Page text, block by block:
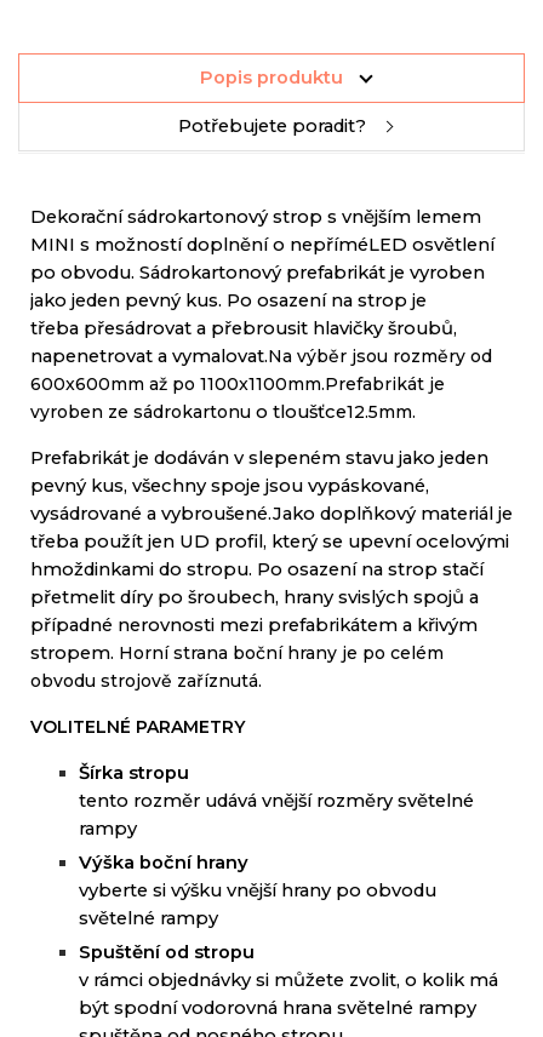
Popis produktu
Potřebujete poradit?
Dekorační sádrokartonový strop s vnějším lemem
MINI s možností doplnění o nepříméLED osvětlení
po obvodu. Sádrokartonový prefabrikát je vyroben
jako jeden pevný kus. Po osazení na strop je
třeba přesádrovat a přebrousit hlavičky šroubů,
napenetrovat a vymalovat.Na výběr jsou rozměry od
600x600mm až po 1100x1100mm.Prefabrikát je
vyroben ze sádrokartonu o tloušťce12.5mm.
Prefabrikát je dodáván v slepeném stavu jako jeden
pevný kus, všechny spoje jsou vypáskované,
vysádrované a vybroušené.Jako doplňkový materiál je
třeba použít jen UD profil, který se upevní ocelovými
hmoždinkami do stropu. Po osazení na strop stačí
přetmelit díry po šroubech, hrany svislých spojů a
případné nerovnosti mezi prefabrikátem a křivým
stropem. Horní strana boční hrany je po celém
obvodu strojově zaříznutá.
VOLITELNÉ PARAMETRY
Šírka stropu
tento rozměr udává vnější rozměry světelné
rampy
Výška boční hrany
vyberte si výšku vnější hrany po obvodu
světelné rampy
Spuštění od stropu
v rámci objednávky si můžete zvolit, o kolik má
být spodní vodorovná hrana světelné rampy